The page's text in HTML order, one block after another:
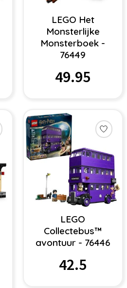
LEGO Het
Monsterlijke
Monsterboek -
76449
49.95
LEGO
Collectebus™
avontuur - 76446
42.5